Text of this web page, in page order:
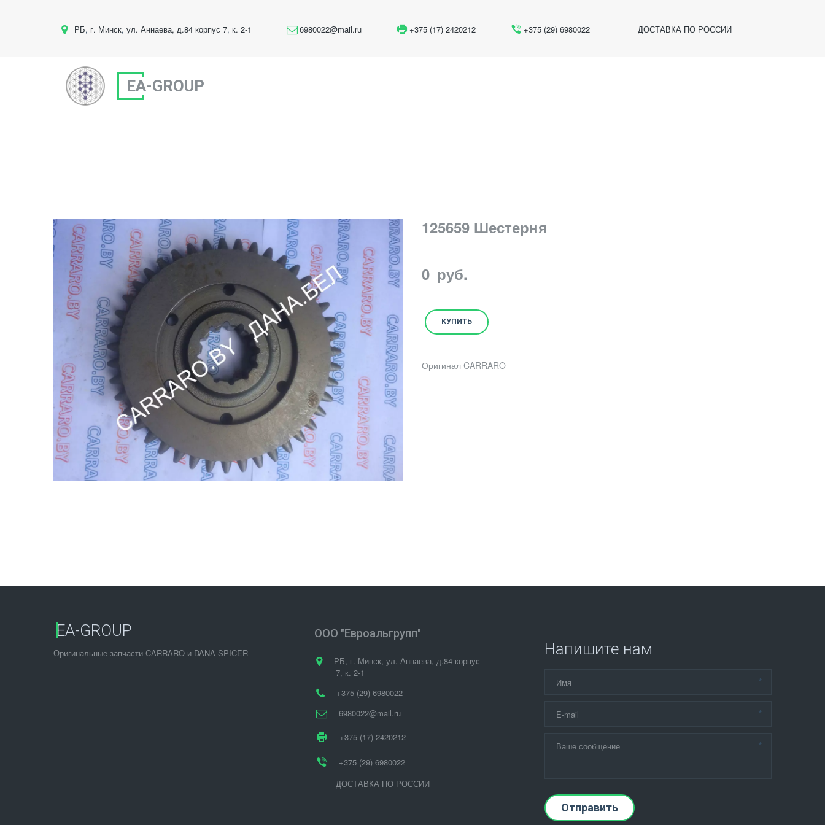
РБ, г. Минск, ул. Аннаева, д.84 корпус 7, к. 2-1 6980022@mail.ru +375 (17) 2420212 +375 (29) 6980022 ДОСТАВКА ПО РОССИИ
EA-GROUP
125659 Шестерня
0 руб.
КУПИТЬ
Оригинал CARRARO
EA-GROUP
Оригинальные запчасти CARRARO и DANA SPICER
ООО "Евроальгрупп"
РБ, г. Минск, ул. Аннаева, д.84 корпус
7, к. 2-1
+375 (29) 6980022
6980022@mail.ru
+375 (17) 2420212
+375 (29) 6980022
ДОСТАВКА ПО РОССИИ
Напишите нам
*
*
*
Отправить